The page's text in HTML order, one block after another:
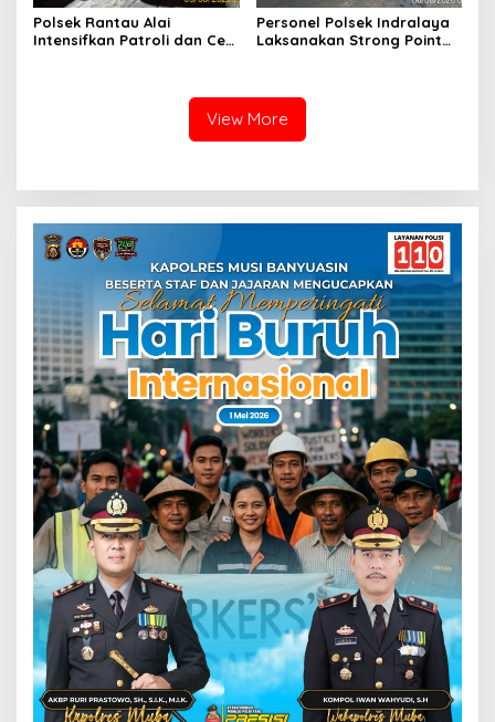
Polsek Rantau Alai
Intensifkan Patroli dan Cek
Personel Polsek Indralaya
Laksanakan Strong Point
View More